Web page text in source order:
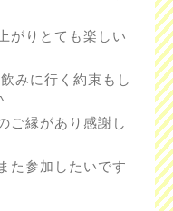
がりとても楽しい
みに行く約束もし
ご縁があり感謝し
た参加したいです